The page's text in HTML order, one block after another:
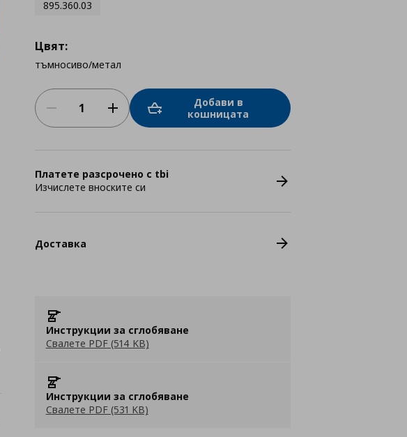
895.360.03
Цвят:
тъмносиво/метал
Добави в
кошницата
Платете разсрочено с tbi
Изчислете вноските си
Доставка
Инструкции за сглобяване
Свалете PDF (514 KB)
Инструкции за сглобяване
Свалете PDF (531 KB)